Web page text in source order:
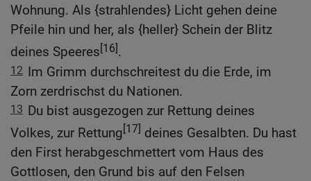
Wohnung. Als {strahlendes} Licht gehen deine
Pfeile hin und her, als {heller} Schein der Blitz
deines Speeres[16].
12 Im Grimm durchschreitest du die Erde, im
Zorn zerdrischst du Nationen.
13 Du bist ausgezogen zur Rettung deines
Volkes, zur Rettung[17] deines Gesalbten. Du hast
den First herabgeschmettert vom Haus des
Gottlosen, den Grund bis auf den Felsen